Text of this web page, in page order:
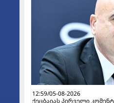
12:59/05-08-2026
ქეცბაიას პირველი